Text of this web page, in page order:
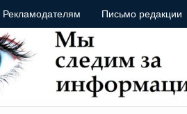
Рекламодателям Письмо редакции